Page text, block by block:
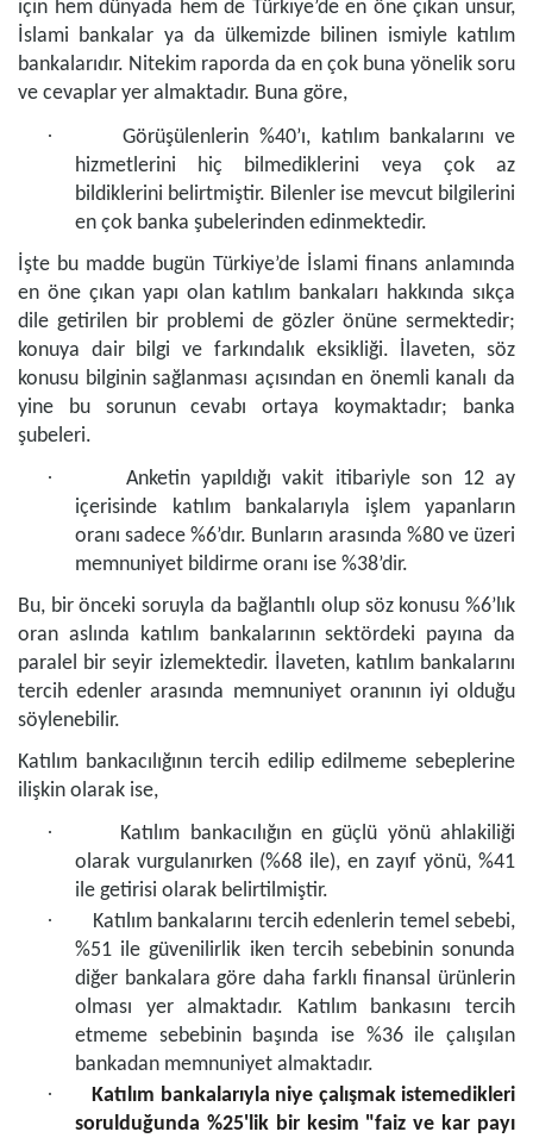
için hem dünyada hem de Türkiye’de en öne çıkan unsur,
İslami bankalar ya da ülkemizde bilinen ismiyle katılım
bankalarıdır. Nitekim raporda da en çok buna yönelik soru
ve cevaplar yer almaktadır. Buna göre,
·
Görüşülenlerin %40’ı, katılım bankalarını ve
hizmetlerini hiç bilmediklerini veya çok az
bildiklerini belirtmiştir. Bilenler ise mevcut bilgilerini
en çok banka şubelerinden edinmektedir.
İşte bu madde bugün Türkiye’de İslami finans anlamında
en öne çıkan yapı olan katılım bankaları hakkında sıkça
dile getirilen bir problemi de gözler önüne sermektedir;
konuya dair bilgi ve farkındalık eksikliği. İlaveten, söz
konusu bilginin sağlanması açısından en önemli kanalı da
yine bu sorunun cevabı ortaya koymaktadır; banka
şubeleri.
·
Anketin yapıldığı vakit itibariyle son 12 ay
içerisinde katılım bankalarıyla işlem yapanların
oranı sadece %6’dır. Bunların arasında %80 ve üzeri
memnuniyet bildirme oranı ise %38’dir.
Bu, bir önceki soruyla da bağlantılı olup söz konusu %6’lık
oran aslında katılım bankalarının sektördeki payına da
paralel bir seyir izlemektedir. İlaveten, katılım bankalarını
tercih edenler arasında memnuniyet oranının iyi olduğu
söylenebilir.
Katılım bankacılığının tercih edilip edilmeme sebeplerine
ilişkin olarak ise,
·
Katılım bankacılığın en güçlü yönü ahlakiliği
olarak vurgulanırken (%68 ile), en zayıf yönü, %41
ile getirisi olarak belirtilmiştir.
·
Katılım bankalarını tercih edenlerin temel sebebi,
%51 ile güvenilirlik iken tercih sebebinin sonunda
diğer bankalara göre daha farklı finansal ürünlerin
olması yer almaktadır. Katılım bankasını tercih
etmeme sebebinin başında ise %36 ile çalışılan
bankadan memnuniyet almaktadır.
·
Katılım bankalarıyla niye çalışmak istemedikleri
sorulduğunda %25'lik bir kesim "faiz ve kar payı